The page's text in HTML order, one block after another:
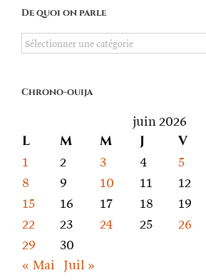
De quoi on parle
De
parle
Chrono-ouija
juin 2026
L M M J V
1 2 3 4 5
8
9 10 11 12
15
16 17 18 19
22
23 24 25 26
29
30
« Mai
Juil »